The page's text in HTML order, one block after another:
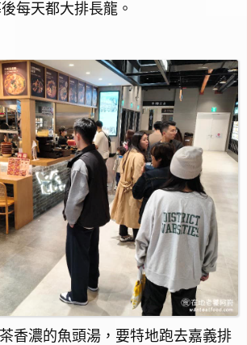
每天都大排長龍。
香濃的魚頭湯，要特地跑去嘉義排